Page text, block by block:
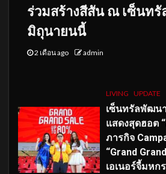
ร่วมสร้างสีสัน ณ เซ็นทรั
มิถุนายนนี้
2 เดือน ago admin
LIVING UPDATE
เซ็นทรัลพัฒน
แสดงสุดฮอต
ภารกิจ
“Grand
เอเนอร์จี้มห